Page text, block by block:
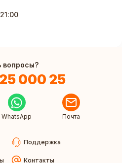
вопросы?
000 25
WhatsApp Почта
Поддержка
Контакты